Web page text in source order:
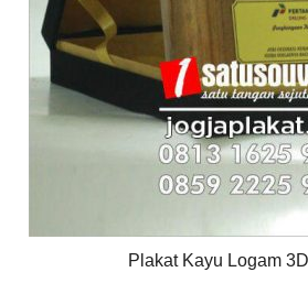
Plakat Kayu Logam